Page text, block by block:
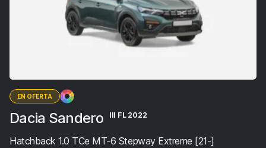
EN OFERTA
Dacia Sandero III FL 2022
Hatchback 1.0 TCe MT-6 Stepway Extreme [21-]